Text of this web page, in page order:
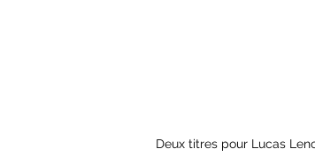
Deux titres pour Lucas